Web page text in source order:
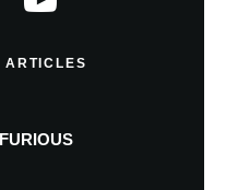
ARTICLES